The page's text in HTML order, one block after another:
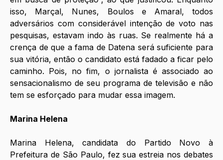
isso, Marçal, Nunes, Boulos e Amaral, todos
adversários com considerável intenção de voto nas
pesquisas, estavam indo às ruas. Se realmente há a
crença de que a fama de Datena será suficiente para
sua vitória, então o candidato está fadado a ficar pelo
caminho. Pois, no fim, o jornalista é associado ao
sensacionalismo de seu programa de televisão e não
tem se esforçado para mudar essa imagem.
Marina Helena
Marina Helena, candidata do Partido Novo à
Prefeitura de São Paulo, fez sua estreia nos debates